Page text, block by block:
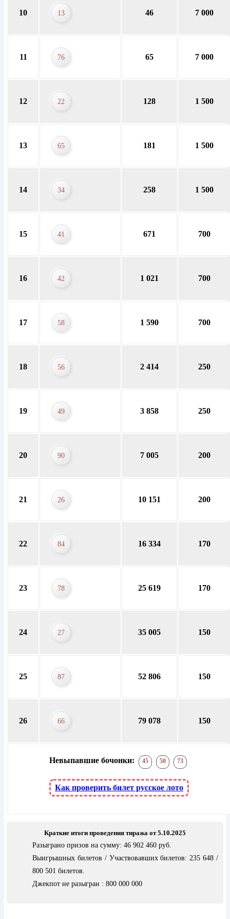
Невыпавшие бочонки: 45 50 73
Как проверить билет русское лото
10 13 46 7 000
11 76 65 7 000
12 22 128 1 500
13 65 181 1 500
14 34 258 1 500
15 41 671 700
16 42 1 021 700
17 58 1 590 700
18 56 2 414 250
19 49 3 858 250
20 90 7 005 200
21 26 10 151 200
22 84 16 334 170
23 78 25 619 170
24 27 35 005 150
25 87 52 806 150
26 66 79 078 150
Краткие итоги проведения тиража от 5.10.2025
Разыграно призов на сумму: 46 902 460 руб.
Выигрышных билетов / Участвовавших билетов: 235 648 /
800 501 билетов.
Джекпот не разыгран : 800 000 000